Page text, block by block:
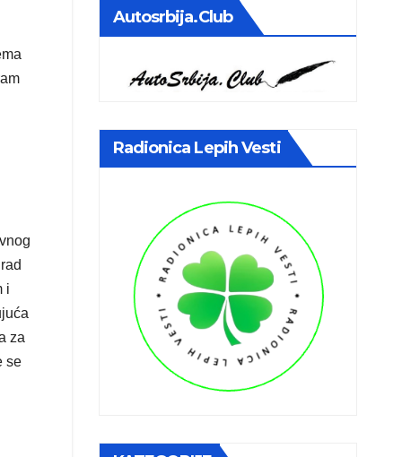
i
za
se
Autosrbija.club
Radionica Lepih Vesti